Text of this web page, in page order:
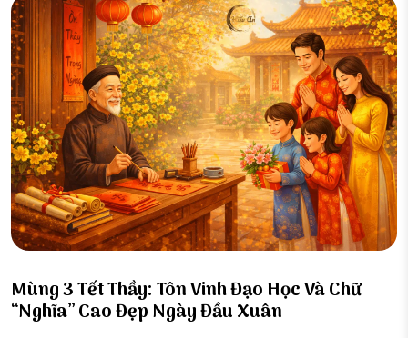
Mùng 3 Tết Thầy: Tôn Vinh Đạo Học Và Chữ
“Nghĩa” Cao Đẹp Ngày Đầu Xuân